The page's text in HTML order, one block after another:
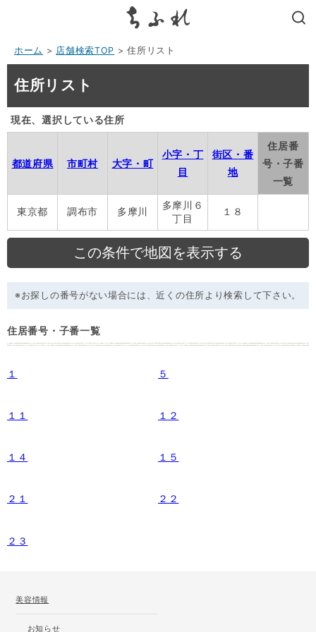
ホーム > 店舗検索TOP > 住所リスト
住所リスト
現在、選択している住所
都道府県 市町村 大字・町
小字・丁
目
街区・番
地
住居番
号・子番
一覧
東京都 調布市 多摩川
多摩川６
丁目
１８
※お探しの番号がない場合には、近くの住所より検索して下さい。
住居番号・子番一覧
１ ５
１１ １２
１４ １５
２１ ２２
２３
美容情報
お知らせ